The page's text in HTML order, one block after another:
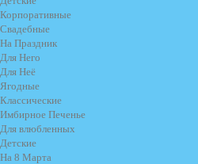
Корпоративные
Свадебные
На Праздник
Для Него
Для Неё
Ягодные
Классические
Имбирное Печенье
Для влюбленных
Детские
На 8 Марта